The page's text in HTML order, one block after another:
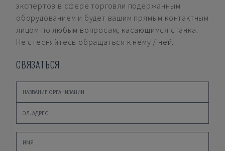
экспертов в сфере торговли подержанным
оборудованием и будет вашим прямым контактным
лицом по любым вопросам, касающимся станка.
Не стесняйтесь обращаться к нему / ней.
СВЯЗАТЬСЯ